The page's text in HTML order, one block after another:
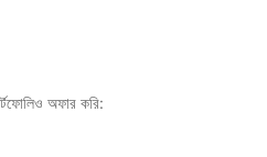
অফার করি: